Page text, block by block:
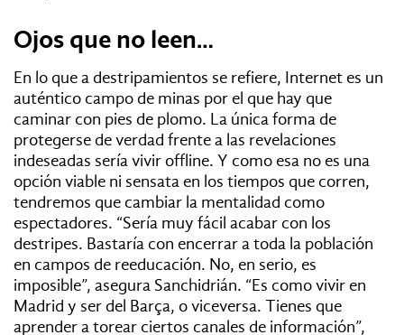
Ojos que no leen…
En lo que a destripamientos se refiere, Internet es un
auténtico campo de minas por el que hay que
caminar con pies de plomo. La única forma de
protegerse de verdad frente a las revelaciones
indeseadas sería vivir offline. Y como esa no es una
opción viable ni sensata en los tiempos que corren,
tendremos que cambiar la mentalidad como
espectadores. “Sería muy fácil acabar con los
destripes. Bastaría con encerrar a toda la población
en campos de reeducación. No, en serio, es
imposible”, asegura Sanchidrián. “Es como vivir en
Madrid y ser del Barça, o viceversa. Tienes que
aprender a torear ciertos canales de información”,